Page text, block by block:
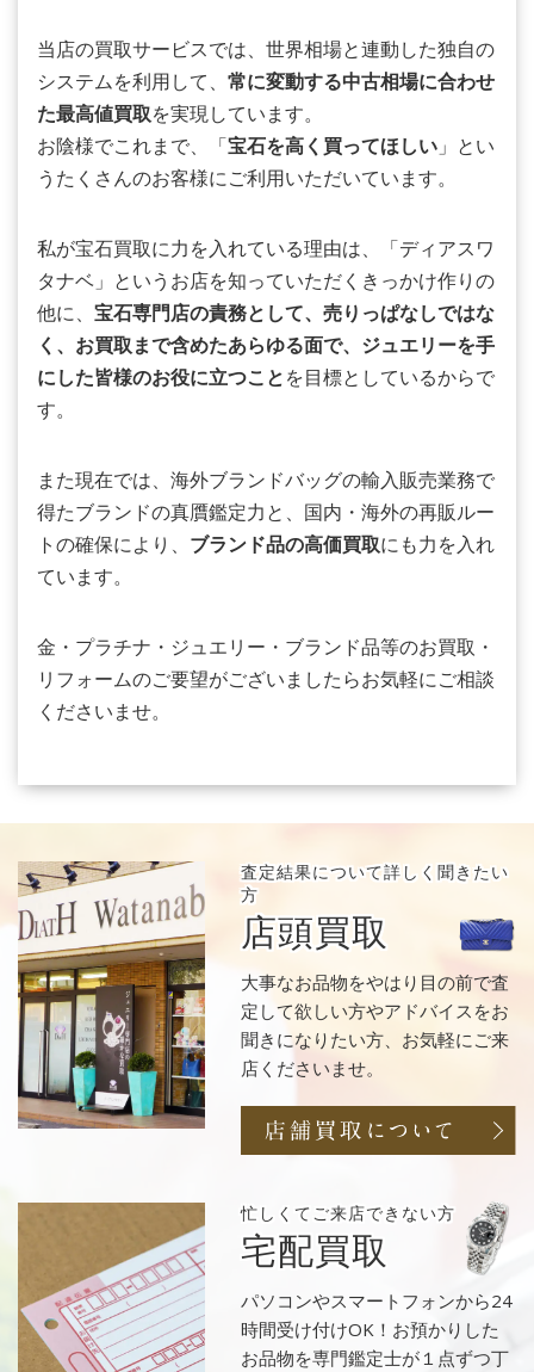
当店の買取サービスでは、世界相場と連動した独自の
システムを利用して、 常に変動する中古相場に合わせ
た最高値買取を実現しています。
お陰様でこれまで、「 宝石を高く買ってほしい 」とい
うたくさんのお客様にご利用いただいています。
私が宝石買取に力を入れている理由は、「ディアスワ
タナベ」というお店を知っていただくきっかけ作りの
他に、 宝石専門店の責務として、売りっぱなしではな
く、お買取まで含めたあらゆる面で、ジュエリーを手
にした皆様のお役に立つこと を目標としているからで
す。
また現在では、海外ブランドバッグの輸入販売業務で
得たブランドの真贋鑑定力と、国内・海外の再販ルー
トの確保により、 ブランド品の高価買取にも力を入れ
ています。
金・プラチナ・ジュエリー・ブランド品等のお買取・
リフォームのご要望がございましたらお気軽にご相談
くださいませ。
査定結果について詳しく聞きたい
方
店頭買取
大事なお品物をやはり目の前で査
定して欲しい方やアドバイスをお
聞きになりたい方、お気軽にご来
店くださいませ。
忙しくてご来店できない方
宅配買取
パソコンやスマートフォンから24
時間受け付けOK！お預かりした
お品物を専門鑑定士が１点ずつ丁